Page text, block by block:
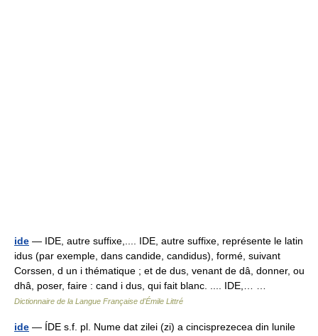
ide — IDE, autre suffixe,.... IDE, autre suffixe, représente le latin
idus (par exemple, dans candide, candidus), formé, suivant
Corssen, d un i thématique ; et de dus, venant de dâ, donner, ou
dhâ, poser, faire : cand i dus, qui fait blanc. .... IDE,… …
Dictionnaire de la Langue Française d'Émile Littré
ide — ÍDE s.f. pl. Nume dat zilei (zi) a cincisprezecea din lunile